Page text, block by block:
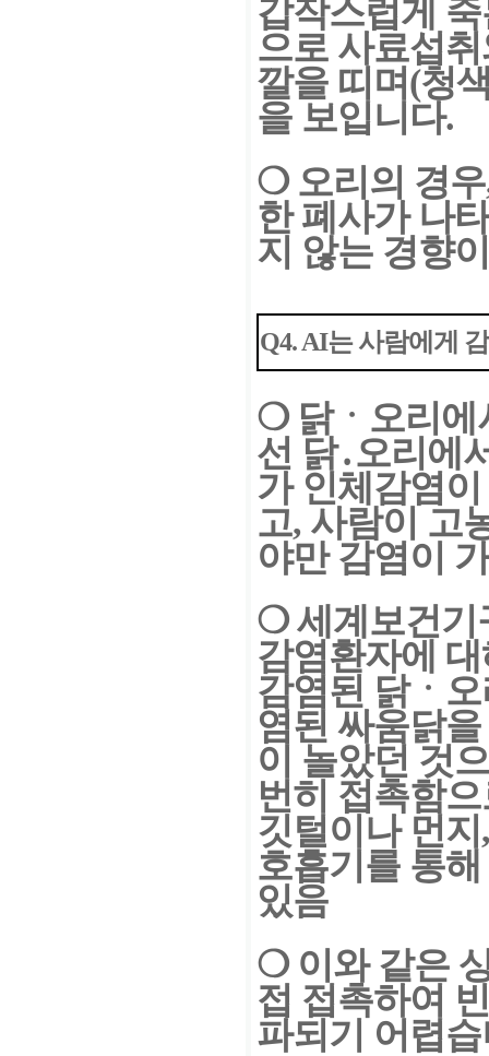
갑작스럽게
으로 사료섭
깔을 띠며(청
을 보입니다.
❍오리의 경
한 폐사가 나
지 않는 경향
Q4. AI는 사람에게
❍ 닭ㆍ오리
선 닭․오리 에
가 인체감염
고, 사람이 고
야만 감염이
❍세계보건기
감염환자에
감염된 닭ㆍ
염된 싸움닭
이 놀았던 것
번히 접촉함
깃털이나 먼
호흡기를 통
있음
❍이와 같은
접 접촉하여
파되기 어렵